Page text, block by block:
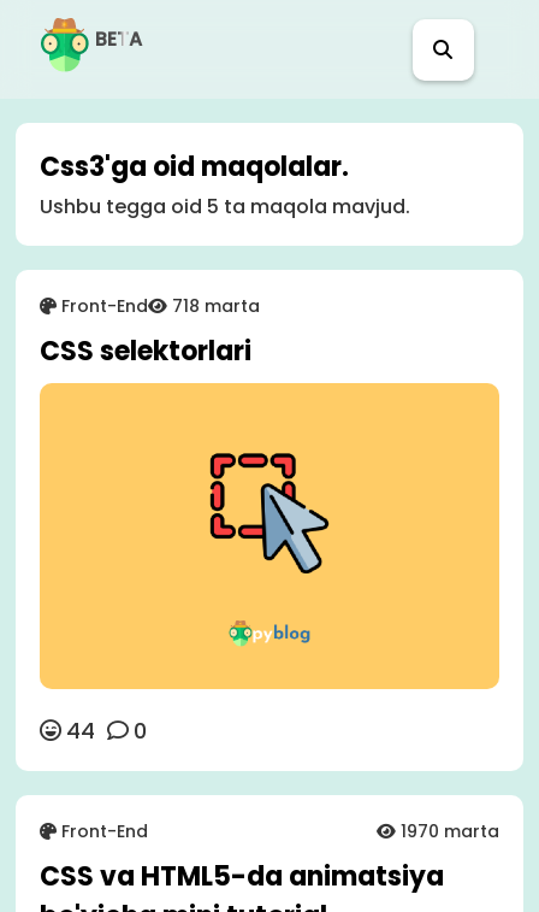
BETA
Css3'ga oid maqolalar.
Ushbu tegga oid 5 ta maqola mavjud.
Front-End 718 marta
CSS selektorlari
44 0
Front-End 1970 marta
CSS va HTML5-da animatsiya